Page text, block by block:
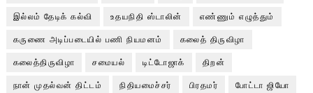
இல்லம் தேடிக் கல்வி உதயநிதி ஸ்டாலின் எண்ணும் எழுத்தும்
கருணை அடிப்படையில் பணி நியமனம் கலைத் திருவிழா
கலைத்திருவிழா சமையல் டிட்டோஜாக் திறன்
நான் முதல்வன் திட்டம் நிதியமைச்சர் பிரதமர் போட்டா ஜியோ